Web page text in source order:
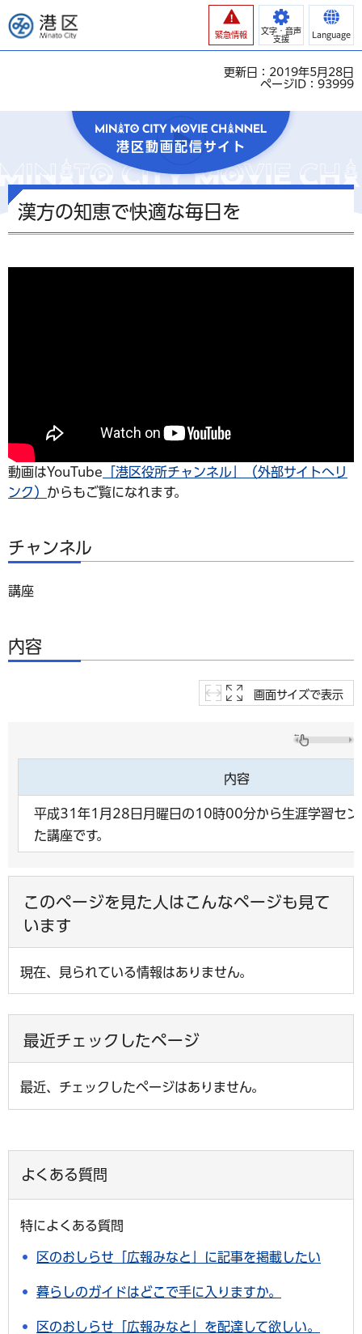
港区
緊急情報
文字・音声
支援
Language
更新日：2019年5月28日
ページID：93999
港区動画配信サイト
漢方の知恵で快適な毎日を
動画はYouTube 「港区役所チャンネル」（外部サイトへリ
ンク） からもご覧になれます。
チャンネル
講座
内容
画面サイズで表示
内容
平成31年1月28日月曜日の10時00分から生涯学習セン
た講座です。
このページを見た人はこんなページも見て
います
現在、見られている情報はありません。
最近チェックしたページ
最近、チェックしたページはありません。
よくある質問
特によくある質問
区のおしらせ「広報みなと」に記事を掲載したい
暮らしのガイドはどこで手に入りますか。
区のおしらせ「広報みなと」を配達して欲しい。